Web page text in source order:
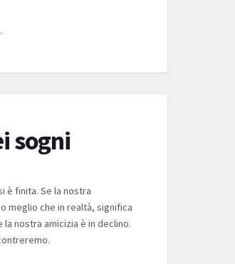
sogni
è finita. Se la nostra
meglio che in realtà, significa
nostra amicizia è in declino.